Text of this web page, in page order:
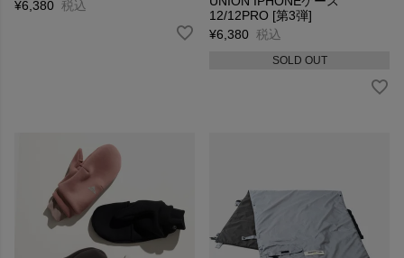
¥6,380 税込
12/12PRO [第3弾]
¥6,380 税込
SOLD OUT